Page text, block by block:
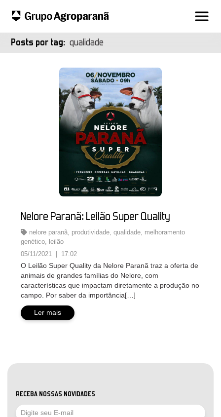
Posts por tag: qualidade
RECEBA NOSSAS NOVIDADES
Nelore Paranã: Leilão Super Quality
nelore paranã produtividade ,qualidade melhoramento
genético leilão
05/11/2021 | 17:02
O Leilão Super Quality da Nelore Paranã traz a oferta de
animais de grandes famílias do Nelore, com
características que impactam diretamente a produção no
campo. Por saber da importância[…]
Ler mais